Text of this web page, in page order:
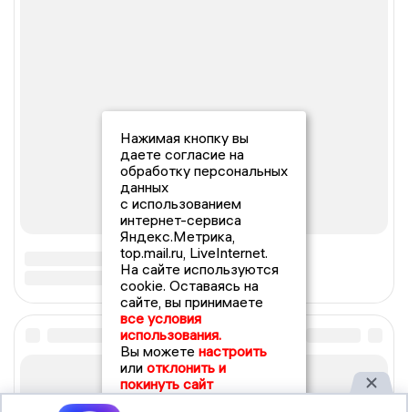
Нажимая кнопку вы
даете согласие на
обработку персональных
данных
с использованием
интернет-сервиса
Яндекс.Метрика,
top.mail.ru, LiveInternet.
На сайте используются
cookie. Оставаясь на
сайте, вы принимаете
все условия
использования.
Вы можете настроить
или отклонить и
покинуть сайт